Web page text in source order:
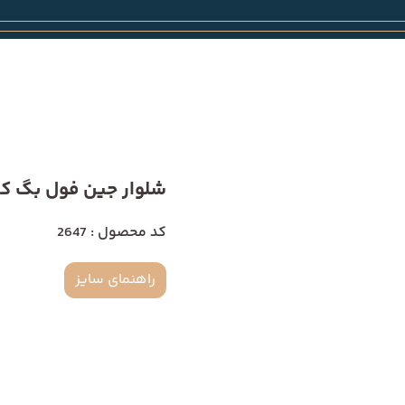
شلوار جین فول بگ کمر
کد محصول : 2647
راهنمای سایز